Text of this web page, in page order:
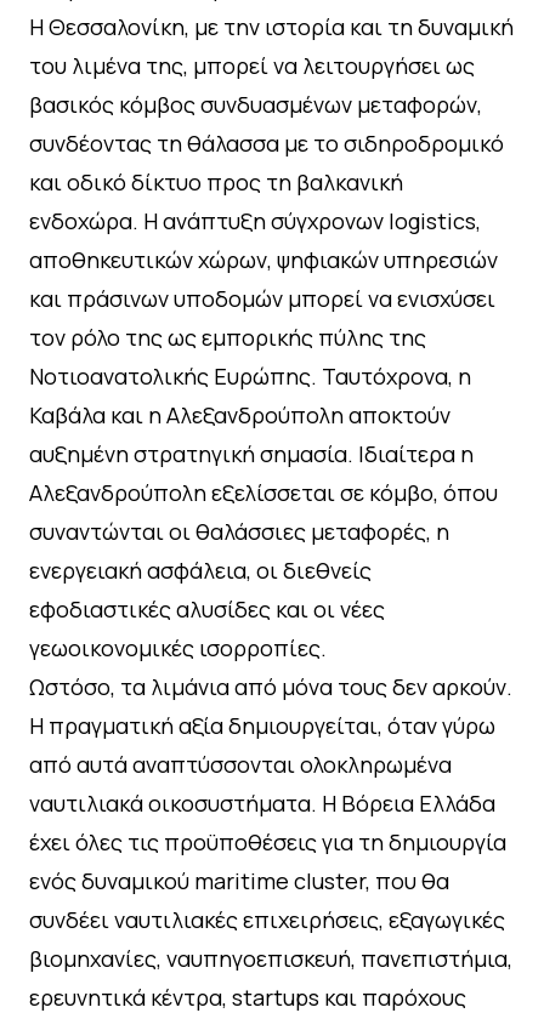
Η Θεσσαλονίκη, με την ιστορία και τη δυναμική
του λιμένα της, μπορεί να λειτουργήσει ως
βασικός κόμβος συνδυασμένων μεταφορών,
συνδέοντας τη θάλασσα με το σιδηροδρομικό
και οδικό δίκτυο προς τη βαλκανική
ενδοχώρα. Η ανάπτυξη σύγχρονων logistics,
αποθηκευτικών χώρων, ψηφιακών υπηρεσιών
και πράσινων υποδομών μπορεί να ενισχύσει
τον ρόλο της ως εμπορικής πύλης της
Νοτιοανατολικής Ευρώπης. Ταυτόχρονα, η
Καβάλα και η Αλεξανδρούπολη αποκτούν
αυξημένη στρατηγική σημασία. Ιδιαίτερα η
Αλεξανδρούπολη εξελίσσεται σε κόμβο, όπου
συναντώνται οι θαλάσσιες μεταφορές, η
ενεργειακή ασφάλεια, οι διεθνείς
εφοδιαστικές αλυσίδες και οι νέες
γεωοικονομικές ισορροπίες.
Ωστόσο, τα λιμάνια από μόνα τους δεν αρκούν.
Η πραγματική αξία δημιουργείται, όταν γύρω
από αυτά αναπτύσσονται ολοκληρωμένα
ναυτιλιακά οικοσυστήματα. Η Βόρεια Ελλάδα
έχει όλες τις προϋποθέσεις για τη δημιουργία
ενός δυναμικού maritime cluster, που θα
συνδέει ναυτιλιακές επιχειρήσεις, εξαγωγικές
βιομηχανίες, ναυπηγοεπισκευή, πανεπιστήμια,
ερευνητικά κέντρα, startups και παρόχους